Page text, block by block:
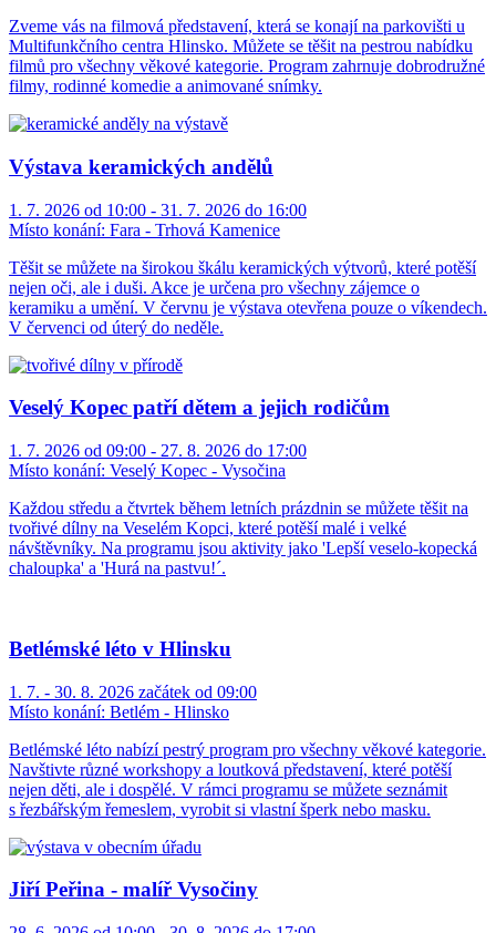
Zveme vás na filmová představení, která se konají na parkovišti u
Multifunkčního centra Hlinsko. Můžete se těšit na pestrou nabídku
filmů pro všechny věkové kategorie. Program zahrnuje dobrodružné
filmy, rodinné komedie a animované snímky.
Výstava keramických andělů
1. 7. 2026 od 10:00 - 31. 7. 2026 do 16:00
Místo konání: Fara - Trhová Kamenice
Těšit se můžete na širokou škálu keramických výtvorů, které potěší
nejen oči, ale i duši. Akce je určena pro všechny zájemce o
keramiku a umění. V červnu je výstava otevřena pouze o víkendech.
V červenci od úterý do neděle.
Veselý Kopec patří dětem a jejich rodičům
1. 7. 2026 od 09:00 - 27. 8. 2026 do 17:00
Místo konání: Veselý Kopec - Vysočina
Každou středu a čtvrtek během letních prázdnin se můžete těšit na
tvořivé dílny na Veselém Kopci, které potěší malé i velké
návštěvníky. Na programu jsou aktivity jako 'Lepší veselo-kopecká
chaloupka' a 'Hurá na pastvu!´.
Betlémské léto v Hlinsku
1. 7. - 30. 8. 2026 začátek od 09:00
Místo konání: Betlém - Hlinsko
Betlémské léto nabízí pestrý program pro všechny věkové kategorie.
Navštivte různé workshopy a loutková představení, které potěší
nejen děti, ale i dospělé. V rámci programu se můžete seznámit
s řezbářským řemeslem, vyrobit si vlastní šperk nebo masku.
Jiří Peřina - malíř Vysočiny